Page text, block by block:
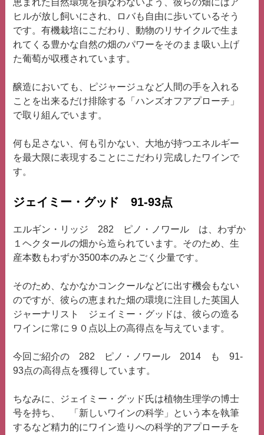
恵まれた自然環境を損なわないよう、彼らの畑にはア
ヒルが放し飼いにされ、ロバも自由に歩いているそう
です。有機栽培にこだわり、動物のリサイクルで生ま
れてくる豊かな自然の畑のパワーをそのまま吸い上げ
た葡萄が収穫されています。
醸造においても、ピジャージュなど人間の手を入れる
ことを出来るだけ排除する「ハンズオフアプローチ」
で取り組んでいます。
何も足さない、何も引かない、大地が持つエネルギー
を最大限に表現することにこだわり完成したワインで
す。
ジェイミー・グッド 91-93点
エルギン・リッジ 282 ピノ・ノワール は、わずか
１ヘクタールの畑から造られています。そのため、生
産本数もわずか3500本のみとごく少量です。
そのため、なかなかコンクールなどに出す機会もない
のですが、彼らの恵まれた畑の環境に注目した英国人
ジャーナリスト ジェイミー・グッドは、彼らの造る
ワインに常に９０点以上の高得点を与えています。
今回ご紹介の 282 ピノ・ノワール 2014 も 91-
93点の高得点を獲得しています。
ちなみに、ジェイミー・グッド氏は植物生理学の博士
号を持ち、 「新しいワインの科学」という本を執筆
するなど精力的にワイン造りへの科学的アプローチを